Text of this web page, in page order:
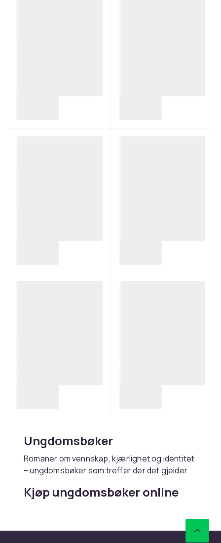
Ungdomsbøker
Romaner om vennskap, kjærlighet og identitet
– ungdomsbøker som treffer der det gjelder.
Kjøp ungdomsbøker online